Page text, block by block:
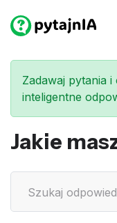
Zadawaj pytania
inteligentne
Jakie